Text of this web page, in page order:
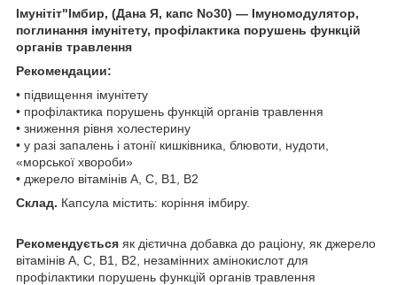
Імунітіт"Імбир, (Дана Я, капс No30) — Імуномодулятор,
поглинання імунітету, профілактика порушень функцій
органів травлення
Рекомендации:
• підвищення імунітету
• профілактика порушень функцій органів травлення
• зниження рівня холестерину
• у разі запалень і атонії кишківника, блювоти, нудоти,
«морської хвороби»
• джерело вітамінів А, С, В1, В2
Склад. Капсула містить: коріння імбиру.
Рекомендується як дієтична добавка до раціону, як джерело
вітамінів А, С, В1, В2, незамінних амінокислот для
профілактики порушень функцій органів травлення